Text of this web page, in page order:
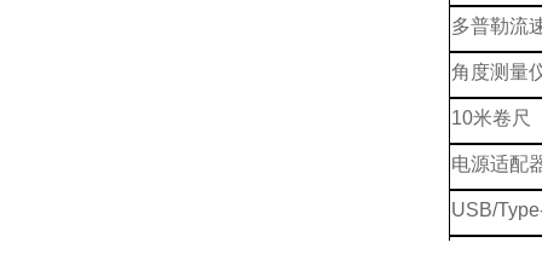
多普勒流
角度测量
10米卷尺
电源适配
USB/